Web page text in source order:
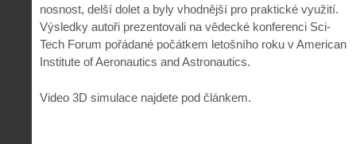
nosnost, delší dolet a byly vhodnější pro praktické využití.
Výsledky autoři prezentovali na vědecké konferenci Sci-
Tech Forum pořádané počátkem letošního roku v American
Institute of Aeronautics and Astronautics.
Video 3D simulace najdete pod článkem.